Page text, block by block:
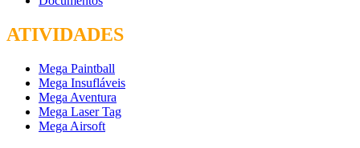
ATIVIDADES
Mega Paintball
Mega Insufláveis
Mega Aventura
Mega Laser Tag
Mega Airsoft